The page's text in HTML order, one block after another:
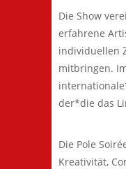
Die Show
erfahrene
individuellen
mitbringen.
der*die das
Die Pole
Kreativität,